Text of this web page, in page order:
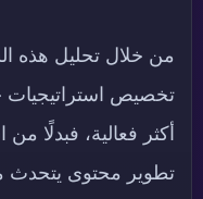
من خلال تحليل هذه
تخصيص
أكثر فعالية، فبدلًا
تطوير محتوى يتحدث